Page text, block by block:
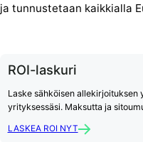
ja tunnustetaan kaikkialla
ROI-laskuri
Laske sähköisen
yrityksessäsi. Maksutta ja
LASKEA ROI NYT